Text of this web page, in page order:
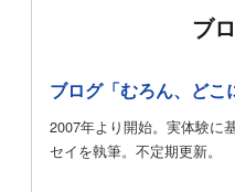
ブ
ブログ「むろん、どこ
2007年より開始。実体験に
セイを執筆。不定期更新。